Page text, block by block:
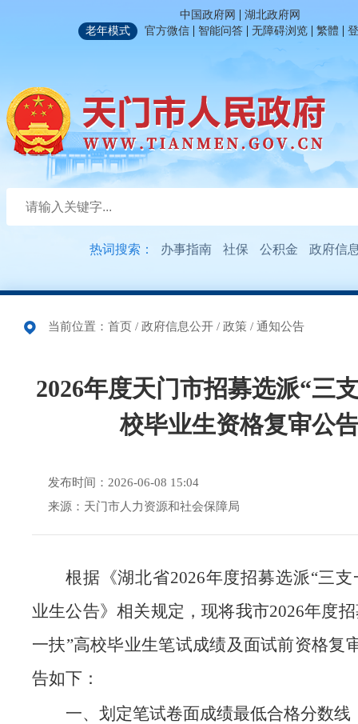
中国政府网 | 湖北政府网
老年模式
官方微信 | 智能问答 | 无障碍浏览 | 繁體 |
热词搜索： 办事指南 社保 公积金 政府信
当前位置： 首页 / 政府信息公开 / 政策 / 通知公告
2026年度天门市招募选派“三
校毕业生资格复审公
发布时间：2026-06-08 15:04
来源：天门市人力资源和社会保障局
根据《湖北省2026年度招募选派“三支
业生公告》相关规定，现将我市2026年度
一扶”高校毕业生笔试成绩及面试前资格复
告如下：
一、划定笔试卷面成绩最低合格分数线